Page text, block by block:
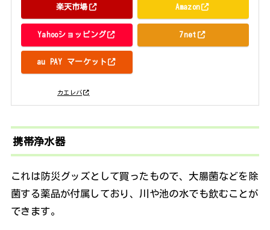
カエレバ
楽天市場 Amazon
Yahooショッピング 7net
au PAY マーケット
携帯浄水器
これは防災グッズとして買ったもので、大腸菌などを除
菌する薬品が付属しており、川や池の水でも飲むことが
できます。